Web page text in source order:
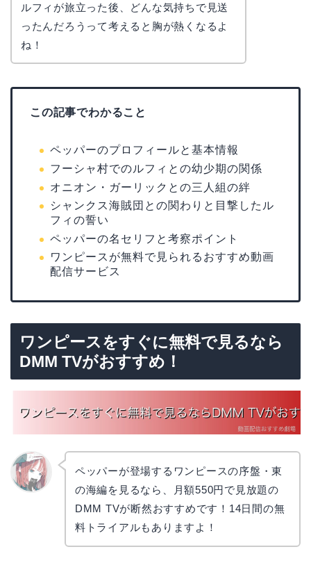
ルフィが旅立った後、どんな気持ちで見送
ったんだろうって考えると胸が熱くなるよ
ね！
この記事でわかること
ペッパーのプロフィールと基本情報
フーシャ村でのルフィとの幼少期の関係
オニオン・ガーリックとの三人組の絆
シャンクス海賊団との関わりと目撃したル
フィの誓い
ペッパーの名セリフと考察ポイント
ワンピースが無料で見られるおすすめ動画
配信サービス
ワンピースをすぐに無料で見るなら
DMM TVがおすすめ！
ペッパーが登場するワンピースの序盤・東
の海編を見るなら、月額550円で見放題の
DMM TVが断然おすすめです！14日間の無
料トライアルもありますよ！